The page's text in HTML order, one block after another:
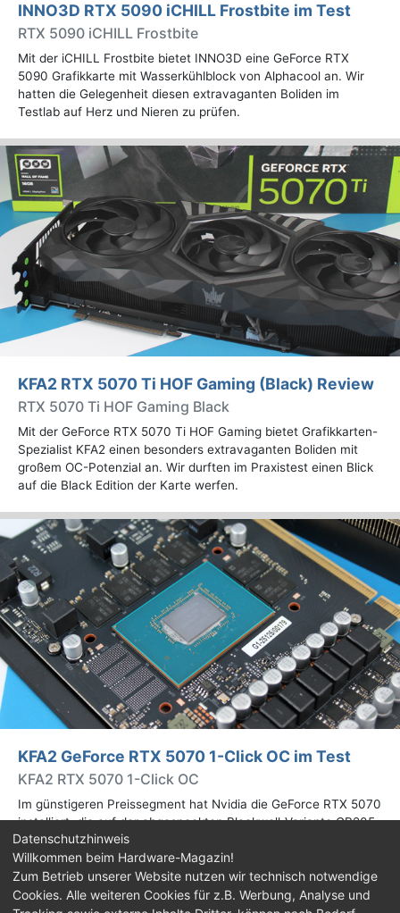
INNO3D RTX 5090 iCHILL Frostbite im Test
RTX 5090 iCHILL Frostbite
Mit der iCHILL Frostbite bietet INNO3D eine GeForce RTX
5090 Grafikkarte mit Wasserkühlblock von Alphacool an. Wir
hatten die Gelegenheit diesen extravaganten Boliden im
Testlab auf Herz und Nieren zu prüfen.
KFA2 RTX 5070 Ti HOF Gaming (Black) Review
RTX 5070 Ti HOF Gaming Black
Mit der GeForce RTX 5070 Ti HOF Gaming bietet Grafikkarten-
Spezialist KFA2 einen besonders extravaganten Boliden mit
großem OC-Potenzial an. Wir durften im Praxistest einen Blick
auf die Black Edition der Karte werfen.
KFA2 GeForce RTX 5070 1-Click OC im Test
KFA2 RTX 5070 1-Click OC
Im günstigeren Preissegment hat Nvidia die GeForce RTX 5070
installiert, die auf der abgespeckten Blackwell-Variante GB205
basiert. Wir haben uns ein Custom-Design von Hersteller KFA2
im Test genauer angesehen.
Datenschutzhinweis
Willkommen beim Hardware-Magazin!
Zum Betrieb unserer Website nutzen wir technisch notwendige
Cookies. Alle weiteren Cookies für z.B. Werbung, Analyse und